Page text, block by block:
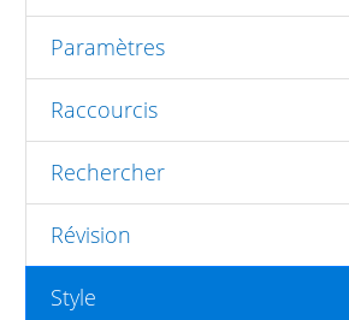
Paramètres
Raccourcis
Rechercher
Révision
Style